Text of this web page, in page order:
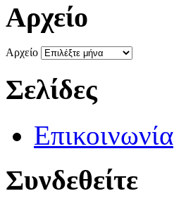
Αρχείο
Αρχείο
Σελίδες
Επικοινωνία
Συνδεθείτε